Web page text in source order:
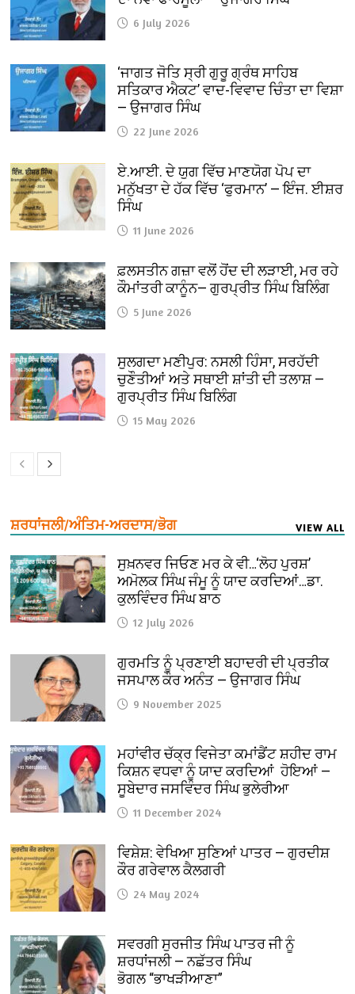
6 July 2026
‘ਜਾਗਤ ਜੋਤਿ ਸ੍ਰੀ ਗੁਰੂ ਗ੍ਰੰਥ ਸਾਹਿਬ
ਸਤਿਕਾਰ ਐਕਟ’ ਵਾਦ-ਵਿਵਾਦ ਚਿੰਤਾ ਦਾ ਵਿਸ਼ਾ
— ਉਜਾਗਰ ਸਿੰਘ
22 June 2026
ਏ.ਆਈ. ਦੇ ਯੁਗ ਵਿੱਚ ਮਾਣਯੋਗ ਪੋਪ ਦਾ
ਮਨੁੱਖਤਾ ਦੇ ਹੱਕ ਵਿੱਚ ‘ਫੁਰਮਾਨ’ — ਇੰਜ. ਈਸ਼ਰ
ਸਿੰਘ
11 June 2026
ਫ਼ਲਸਤੀਨ ਗਜ਼ਾ ਵਲੋਂ ਹੋਂਦ ਦੀ ਲੜਾਈ, ਮਰ ਰਹੇ
ਕੌਮਾਂਤਰੀ ਕਾਨੂੰਨ— ਗੁਰਪ੍ਰੀਤ ਸਿੰਘ ਬਿਲਿੰਗ
5 June 2026
ਸੁਲਗਦਾ ਮਣੀਪੁਰ: ਨਸਲੀ ਹਿੰਸਾ, ਸਰਹੱਦੀ
ਚੁਣੌਤੀਆਂ ਅਤੇ ਸਥਾਈ ਸ਼ਾਂਤੀ ਦੀ ਤਲਾਸ਼ —
ਗੁਰਪ੍ਰੀਤ ਸਿੰਘ ਬਿਲਿੰਗ
15 May 2026
ਸ਼ਰਧਾਂਜਲੀ/ਅੰਤਿਮ-ਅਰਦਾਸ/ਭੋਗ VIEW ALL
ਸੁਖ਼ਨਵਰ ਜਿਓਣ ਮਰ ਕੇ ਵੀ…‘ਲੋਹ ਪੁਰਸ਼’
ਅਮੋਲਕ ਸਿੰਘ ਜੰਮੂ ਨੂੰ ਯਾਦ ਕਰਦਿਆਂ…ਡਾ.
ਕੁਲਵਿੰਦਰ ਸਿੰਘ ਬਾਠ
12 July 2026
ਗੁਰਮਤਿ ਨੂੰ ਪ੍ਰਣਾਈ ਬਹਾਦਰੀ ਦੀ ਪ੍ਰਤੀਕ
ਜਸਪਾਲ ਕੌਰ ਅਨੰਤ — ਉਜਾਗਰ ਸਿੰਘ
9 November 2025
ਮਹਾਂਵੀਰ ਚੱਕ੍ਰ ਵਿਜੇਤਾ ਕਮਾਂਡੈਂਟ ਸ਼ਹੀਦ ਰਾਮ
ਕਿਸ਼ਨ ਵਧਵਾ ਨੂੰ ਯਾਦ ਕਰਦਿਆਂ ਹੋਇਆਂ —
ਸੂਬੇਦਾਰ ਜਸਵਿੰਦਰ ਸਿੰਘ ਭੁਲੇਰੀਆ
11 December 2024
ਵਿਸ਼ੇਸ਼: ਵੇਖਿਆ ਸੁਣਿਆਂ ਪਾਤਰ — ਗੁਰਦੀਸ਼
ਕੌਰ ਗਰੇਵਾਲ ਕੈਲਗਰੀ
24 May 2024
ਸਵਰਗੀ ਸੁਰਜੀਤ ਸਿੰਘ ਪਾਤਰ ਜੀ ਨੂੰ
ਸ਼ਰਧਾਂਜਲੀ — ਨਛੱਤਰ ਸਿੰਘ
ਭੋਗਲ “ਭਾਖੜੀਆਣਾ”